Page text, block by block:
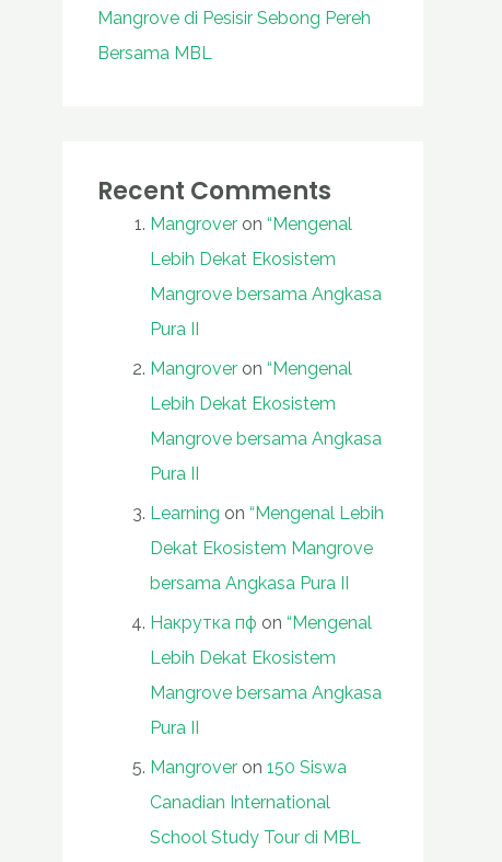
Mangrove di Pesisir Sebong Pereh
Bersama MBL
Recent Comments
Mangrover on “Mengenal
Lebih Dekat Ekosistem
Mangrove bersama Angkasa
Pura II
Mangrover on “Mengenal
Lebih Dekat Ekosistem
Mangrove bersama Angkasa
Pura II
Learning on “Mengenal Lebih
Dekat Ekosistem Mangrove
bersama Angkasa Pura II
Накрутка пф on “Mengenal
Lebih Dekat Ekosistem
Mangrove bersama Angkasa
Pura II
Mangrover on 150 Siswa
Canadian International
School Study Tour di MBL